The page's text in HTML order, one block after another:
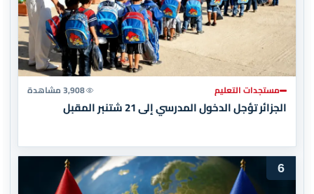
مستجدات التعليم 3,908 مشاهدة
الجزائر تؤجل الدخول المدرسي إلى 21 شتنبر المقبل
6